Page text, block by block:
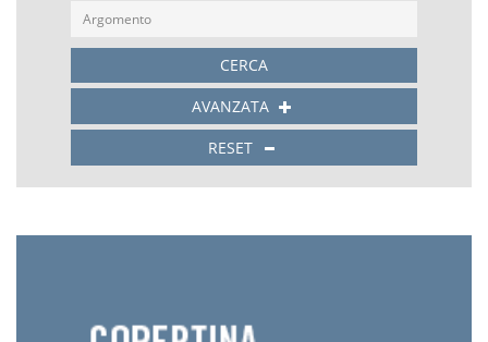
CERCA
AVANZATA
RESET